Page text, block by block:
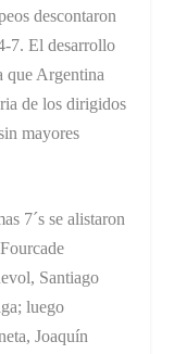
descontaron
7. El desarrollo
que Argentina
de los dirigidos
mayores
7´s se alistaron
Santiago
luego
Joaquín